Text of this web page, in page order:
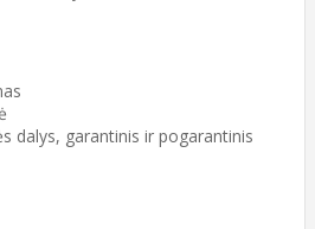
dalys, garantinis ir pogarantinis